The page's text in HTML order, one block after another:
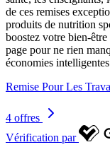
de ces remises
produits de nutrition
boostez votre bien-
page pour ne rien
économies
Remise Pour Les
4 offres
Vérification par